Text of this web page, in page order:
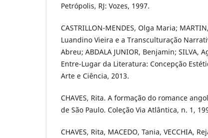
Petrópolis, RJ: Vozes, 1997.
CASTRILLON-MENDES, Olga Maria;
Luandino Vieira e a Transculturação
Abreu; ABDALA JUNIOR, Benjamin; SILVA,
Entre-Lugar da Literatura: Concepção
Arte e Ciência, 2013.
CHAVES, Rita. A formação do romance
de São Paulo. Coleção Via Atlântica, n. 1,
CHAVES, Rita, MACEDO, Tania, VECCHIA,